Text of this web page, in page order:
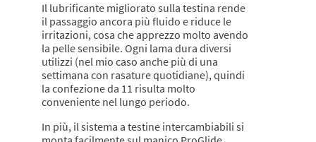
Il lubrificante migliorato sulla testina rende
il passaggio ancora più fluido e riduce le
irritazioni, cosa che apprezzo molto avendo
la pelle sensibile. Ogni lama dura diversi
utilizzi (nel mio caso anche più di una
settimana con rasature quotidiane), quindi
la confezione da 11 risulta molto
conveniente nel lungo periodo.
In più, il sistema a testine intercambiabili si